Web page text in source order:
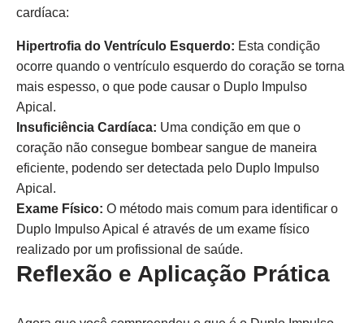
cardíaca:
Hipertrofia do Ventrículo Esquerdo: Esta condição
ocorre quando o ventrículo esquerdo do coração se torna
mais espesso, o que pode causar o Duplo Impulso
Apical.
Insuficiência Cardíaca: Uma condição em que o
coração não consegue bombear sangue de maneira
eficiente, podendo ser detectada pelo Duplo Impulso
Apical.
Exame Físico: O método mais comum para identificar o
Duplo Impulso Apical é através de um exame físico
realizado por um profissional de saúde.
Reflexão e Aplicação Prática